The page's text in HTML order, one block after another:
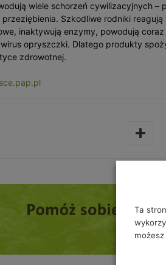
wiele schorzeń cywilizacyjnych –
Szkodliwe rodniki
inaktywują enzymy, powodują
opryszczki. Dlatego produkty
zdrowotnej.
Ta